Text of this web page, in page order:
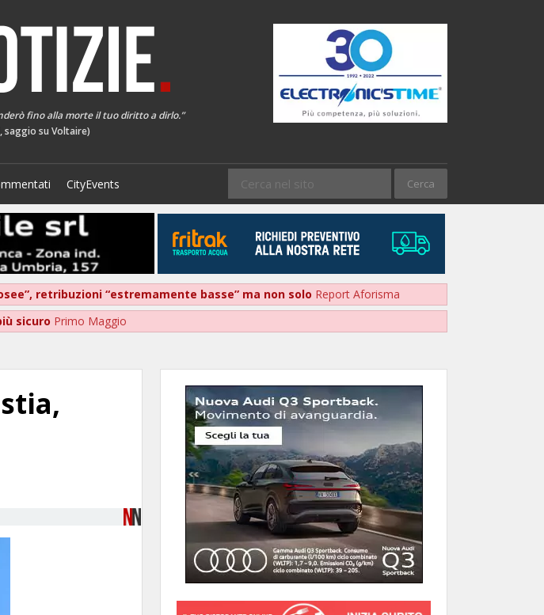
fino alla morte il tuo diritto a dirlo.”
saggio su Voltaire)
CityEvents
retribuzioni “estremamente basse” ma non solo Report Aforisma
sicuro Primo Maggio